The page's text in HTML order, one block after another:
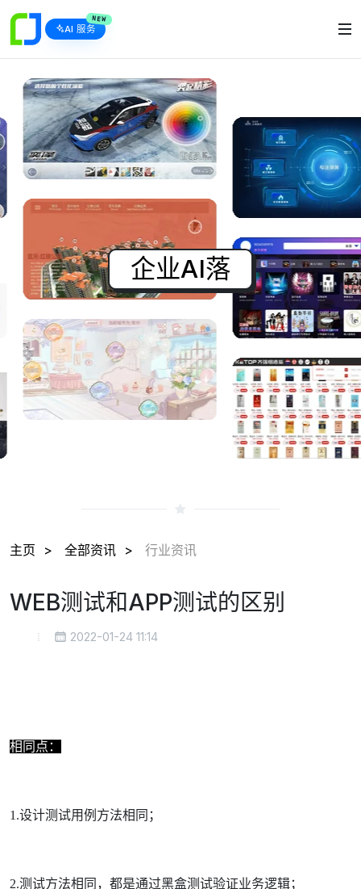
AI 服务
NEW
企业AI落地 ·
主页 全部资讯 行业资讯
WEB测试和APP测试的区别
2022-01-24 11:14
相同点：
1.设计测试用例方法相同；
2.测试方法相同，都是通过黑盒测试验证业务逻辑；